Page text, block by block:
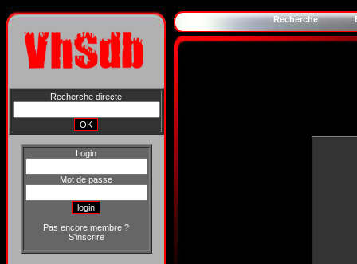
Recherche directe
Login
Mot de passe
Pas encore membre ?
S'inscrire
Recherche